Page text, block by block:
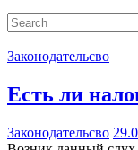
Законодательсво
Есть ли
Законодательсво